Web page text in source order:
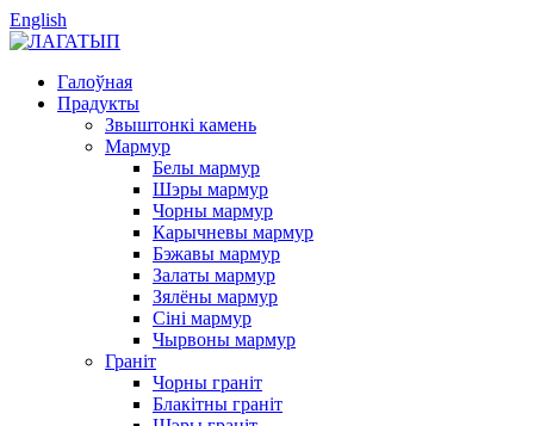
English
Галоўная
Прадукты
Звыштонкі камень
Мармур
Белы мармур
Шэры мармур
Чорны мармур
Карычневы мармур
Бэжавы мармур
Залаты мармур
Зялёны мармур
Сіні мармур
Чырвоны мармур
Граніт
Чорны граніт
Блакітны граніт